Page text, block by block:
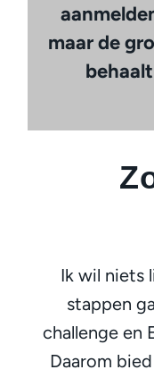
maar de
Ik wil niets
stappen
challenge en
Daarom